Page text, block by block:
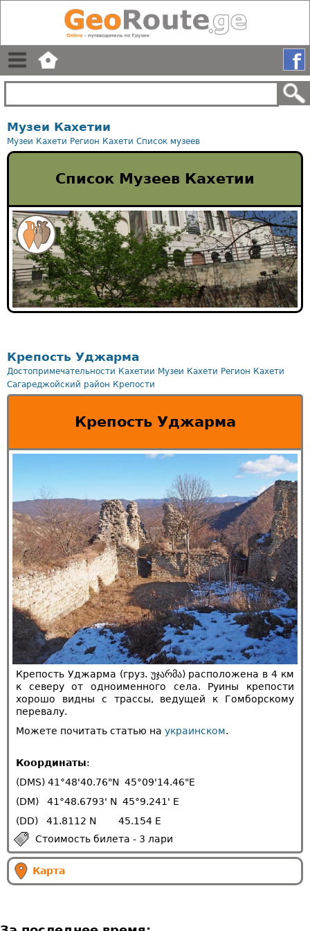
Музеи Кахетии
Музеи Кахети Регион Кахети Список музеев
Список Музеев Кахетии
Крепость Уджарма
Достопримечательности Кахетии Музеи Кахети Регион Кахети
Сагареджойский район Крепости
Крепость Уджарма
Крепость Уджарма (груз. უჯარმა) расположена в 4 км
к северу от одноименного села. Руины крепости
хорошо видны с трассы, ведущей к Гомборскому
перевалу.
Можете почитать статью на украинском.
Координаты:
(DMS) 41°48'40.76"N 45°09'14.46"E
(DM) 41°48.6793' N 45°9.241' E
(DD) 41.8112 N 45.154 E
Стоимость билета - 3 лари
Карта